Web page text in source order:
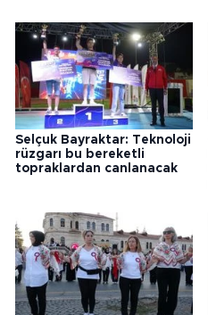
Selçuk Bayraktar: Teknoloji
rüzgarı bu bereketli
topraklardan canlanacak